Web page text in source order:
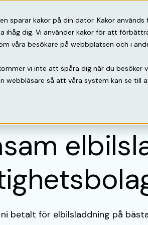
sparar kakor på din dator. Kakor
ihåg dig. Vi använder kakor för att
våra besökare på webbplatsen och i
vi inte att spåra dig när du
webbläsare så att våra system kan se till
Lösningar
betalt för elbilsladdning på